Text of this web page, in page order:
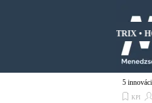
ANALIZIS • BCG MÁTRIX •
5
KPI